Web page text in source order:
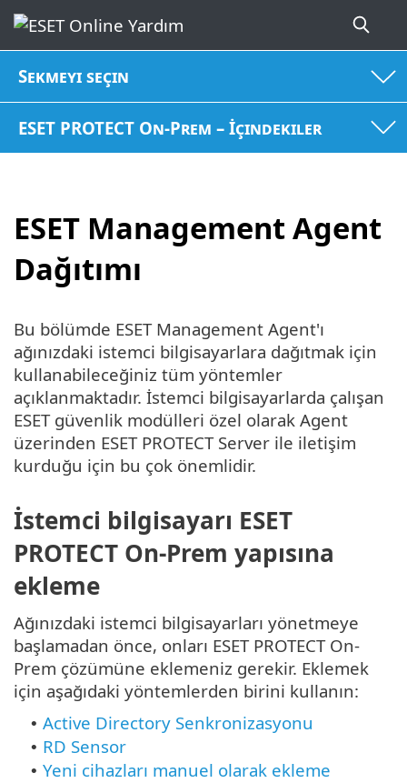
Sekmeyi seçin
ESET PROTECT On-Prem – İçindekiler
ESET Management Agent
Dağıtımı
Bu bölümde ESET Management Agent'ı
ağınızdaki istemci bilgisayarlara dağıtmak için
kullanabileceğiniz tüm yöntemler
açıklanmaktadır. İstemci bilgisayarlarda çalışan
ESET güvenlik modülleri özel olarak Agent
üzerinden ESET PROTECT Server ile iletişim
kurduğu için bu çok önemlidir.
İstemci bilgisayarı ESET
PROTECT On-Prem yapısına
ekleme
Ağınızdaki istemci bilgisayarları yönetmeye
başlamadan önce, onları ESET PROTECT On-
Prem çözümüne eklemeniz gerekir. Eklemek
için aşağıdaki yöntemlerden birini kullanın:
• Active Directory Senkronizasyonu
• RD Sensor
• Yeni cihazları manuel olarak ekleme